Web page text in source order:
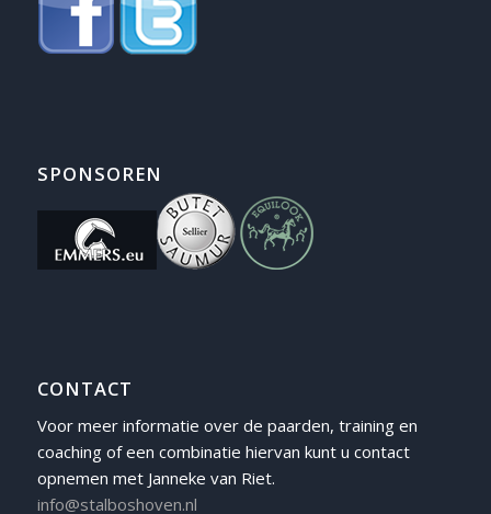
SPONSOREN
CONTACT
Voor meer informatie over de paarden, training en
coaching of een combinatie hiervan kunt u contact
opnemen met Janneke van Riet.
info@stalboshoven.nl